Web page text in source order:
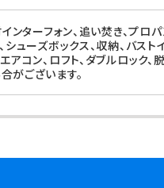
ンターフォン、追い焚き、プロ
シューズボックス、収納、バス
アコン、ロフト、ダブルロック
がございます。